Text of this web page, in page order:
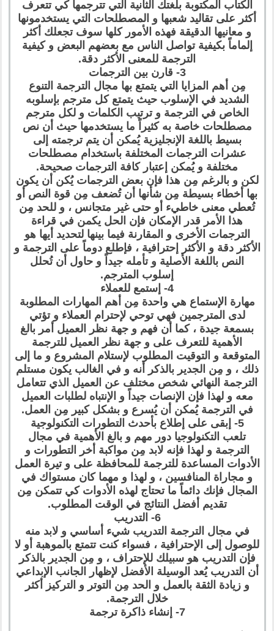
الكتاب المكتوبة بلغتك الثانية التي تترجمها كي تتعرف
أكثر على تقاليد شعبها و المصطلحات التي يستخدمونها
و معانيها الدقيقة فهذه الأمور كلها سوف تجعلك أكثر
إلماماً بكيفية تواصل الناس مع بعضهم البعض و كيفية
الترجمة للمعنى الأكثر دقة.
3- قارن بين الترجمات
مِن أهم المزايا التي يتمتع بها مجال الترجمة التنوع
الشديد في الإسلوب حيث يتمتع كل مترجم بإسلوبه
الخاص في الترجمة و ترتيب الكلمات و لكل مترجم
مصطلحات خاصة به كثيراً ما يستخدمها حيث أن نص
بسيط باللغة الإنجليزية يُمكن أن يتم ترجمته إلى
عشرات الترجمات المختلفة باستخدام مصطلحات
مختلفة و يُمكن إعتبار كافة الترجمات صحيحة.
لكن و بالرغم مِن هذا فإن بعض الترجمات يُكن أن يكون
بها أخطاء بسيطة مِن شأنها أن تُضعف مِن قوة النص أو
تُعطي معنى خاطيء أو حتى غير متجانس ، و للحد مِن
هذا الأمر قدر الإمكان فإن الحل يكمن في قراءة
الترجمات الأخرى و المقارنة فيما بينها لتحديد أيها هو
الأكثر دقة و الأكثر إحترافية ، فإطلع دوماً على الترجمة و
النص باللغة الأصلية و تأمله جيداً و حاول أن تُحلل
إسلوب المترجم.
4- إستمع للعملاء
مهارة الإستماع هي واحدة مِن أهم المهارات المطلوبة
لدى المترجمين فهي توحي لإحترام العملاء و تؤتي
بسمعة جيدة ، كما أن فهم و جهة نظر العميل أمر بالغ
الأهمية للتعرف على و جهة نظر العميل للترجمة
المتوقعة و التوقيت المطلوب لإستلام المشروع و ما إلى
ذلك ، و مِن الجدير بالذكر أنه و في الغالب يكون مستلم
الترجمة النهائي شخص مختلف عن العميل الذي تتعامل
معه و لهذا فإن الإنصات جيداً و الإنتباه لطلبات العميل
في الترجمة يُمكن أن يُسرع و بشكل كبير مِن العمل.
5- إبقى على إطلاع بأحدث التطورات التكنولوجية
تلعب التكنولوجيا دور مهم و بالغ الأهمية في مجال
الترجمة و لهذا فإنه لابد مِن مواكبة أخر التطورات و
الأدوات المساعدة للترجمة للمحافظة على و تيرة العمل
و مجاراة المنافسين ، و لهذا و مهما كان مستواك في
المجال فإنك دائماً ما تحتاج لهذه الأدوات كي تتمكن مِن
تقديم أفضل النتائج في الوقت المطلوب.
6- التدريب
في مجال الترجمة التدريب شيء أساسي و لابد منه
للوصول إلى الإحترافية ، فسواء كنت تتمتع بالموهبة أو لا
فإن التدريب هو سبيلك للإحتراف ، و مِن الجدير بالذكر
أن التدريب يُعد الوسيلة الأفضل لإظهار الجانب الإبداعي
و زيادة الثقة بالعمل و الحد مِن التوتر و التركيز أكثر
خلال الترجمة.
7- إنشاء ذاكرة ترجمة